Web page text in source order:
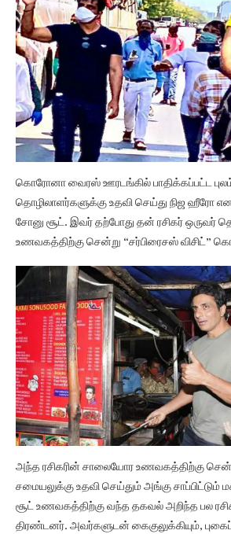
கொரோனா வைரஸ் ஊரடங்கில் பாதிக்கப்பட்ட
தொழிலாளர்களுக்கு உதவி செய்து நிஜ ஹீரோ என
சோனு சூட். இவர் தற்போது தன் ரசிகர் ஒருவர்
உணவகத்திற்கு சென்று “சர்பிரைசஸ் விசிட்”
அந்த ரசிகரின் சாலையோர உணவகத்திற்கு
சமையலுக்கு உதவி செய்தும் அங்கு சாப்பிட்டும்
சூட் உணவகத்திற்கு வந்த தகவல் அறிந்த பல
திரண்டனர். அவர்களுடன் கைகுலுக்கியும்,